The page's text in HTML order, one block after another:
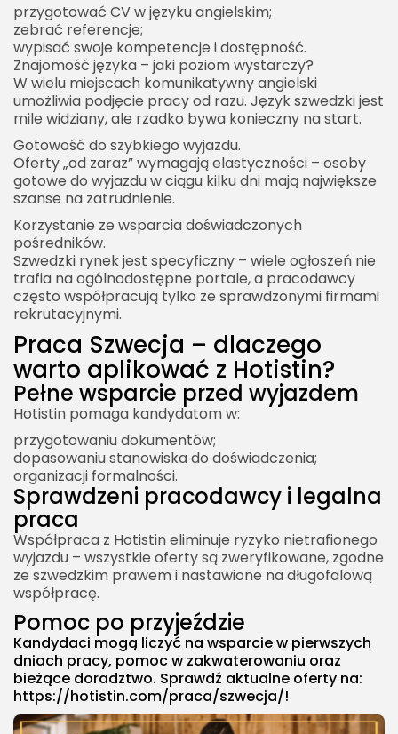
przygotować CV w języku angielskim;
zebrać referencje;
wypisać swoje kompetencje i dostępność.
Znajomość języka – jaki poziom wystarczy?
W wielu miejscach komunikatywny angielski
umożliwia podjęcie pracy od razu. Język szwedzki jest
mile widziany, ale rzadko bywa konieczny na start.
Gotowość do szybkiego wyjazdu.
Oferty „od zaraz” wymagają elastyczności – osoby
gotowe do wyjazdu w ciągu kilku dni mają największe
szanse na zatrudnienie.
Korzystanie ze wsparcia doświadczonych
pośredników.
Szwedzki rynek jest specyficzny – wiele ogłoszeń nie
trafia na ogólnodostępne portale, a pracodawcy
często współpracują tylko ze sprawdzonymi firmami
rekrutacyjnymi.
Praca Szwecja – dlaczego
warto aplikować z Hotistin?
Pełne wsparcie przed wyjazdem
Hotistin pomaga kandydatom w:
przygotowaniu dokumentów;
dopasowaniu stanowiska do doświadczenia;
organizacji formalności.
Sprawdzeni pracodawcy i legalna
praca
Współpraca z Hotistin eliminuje ryzyko nietrafionego
wyjazdu – wszystkie oferty są zweryfikowane, zgodne
ze szwedzkim prawem i nastawione na długofalową
współpracę.
Pomoc po przyjeździe
Kandydaci mogą liczyć na wsparcie w pierwszych
dniach pracy, pomoc w zakwaterowaniu oraz
bieżące doradztwo. Sprawdź aktualne oferty na:
https://hotistin.com/praca/szwecja/!